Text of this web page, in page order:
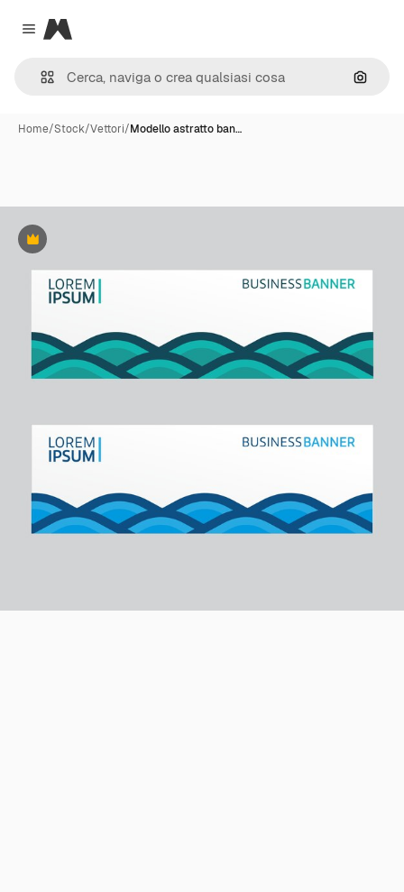
Close menu
Magnific
Cerca
Home/Stock/Vettori/Modello astratto ban…
Premium